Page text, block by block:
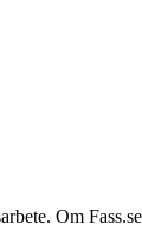
Om